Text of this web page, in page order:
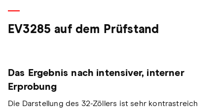
EV3285 auf dem Prüfstand
Das Ergebnis nach intensiver, interner
Erprobung
Die Darstellung des 32-Zöllers ist sehr kontrastreich